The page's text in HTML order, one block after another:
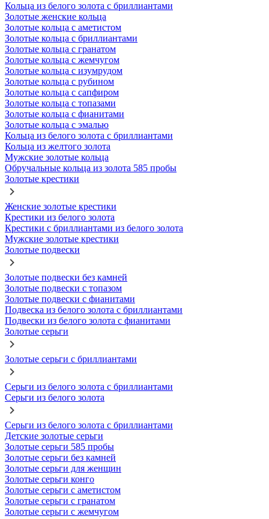
Кольца из белого золота с бриллиантами
Золотые женские кольца
Золотые кольца с аметистом
Золотые кольца с бриллиантами
Золотые кольца с гранатом
Золотые кольца с жемчугом
Золотые кольца с изумрудом
Золотые кольца с рубином
Золотые кольца с сапфиром
Золотые кольца с топазами
Золотые кольца с фианитами
Золотые кольца с эмалью
Кольца из белого золота с бриллиантами
Кольца из желтого золота
Мужские золотые кольца
Обручальные кольца из золота 585 пробы
Золотые крестики
Женские золотые крестики
Крестики из белого золота
Крестики с бриллиантами из белого золота
Мужские золотые крестики
Золотые подвески
Золотые подвески без камней
Золотые подвески с топазом
Золотые подвески с фианитами
Подвеска из белого золота с бриллиантами
Подвески из белого золота с фианитами
Золотые серьги
Золотые серьги с бриллиантами
Серьги из белого золота с бриллиантами
Серьги из белого золота
Серьги из белого золота с бриллиантами
Детские золотые серьги
Золотые серьги 585 пробы
Золотые серьги без камней
Золотые серьги для женщин
Золотые серьги конго
Золотые серьги с аметистом
Золотые серьги с гранатом
Золотые серьги с жемчугом